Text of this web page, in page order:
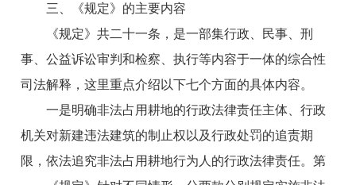
三、《规定》的主要内容
《规定》共二十一条，是一部集行政、民事、刑
事、公益诉讼审判和检察、执行等内容于一体的综合性
司法解释，这里重点介绍以下七个方面的具体内容。
一是明确非法占用耕地的行政法律责任主体、行政
机关对新建违法建筑的制止权以及行政处罚的追责期
限，依法追究非法占用耕地行为人的行政法律责任。第